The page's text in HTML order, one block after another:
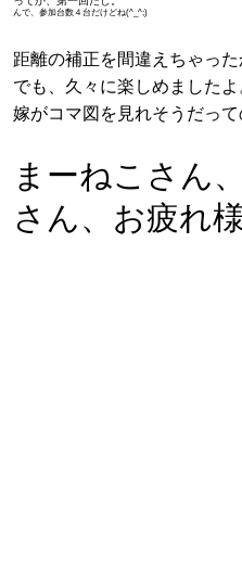
んで、参加台数４台だけどね(^_^;)
距離の補正を間違えちゃっ
でも、久々に楽しめましたよ
嫁がコマ図を見れそうだっ
まーねこさん
さん、お疲れ